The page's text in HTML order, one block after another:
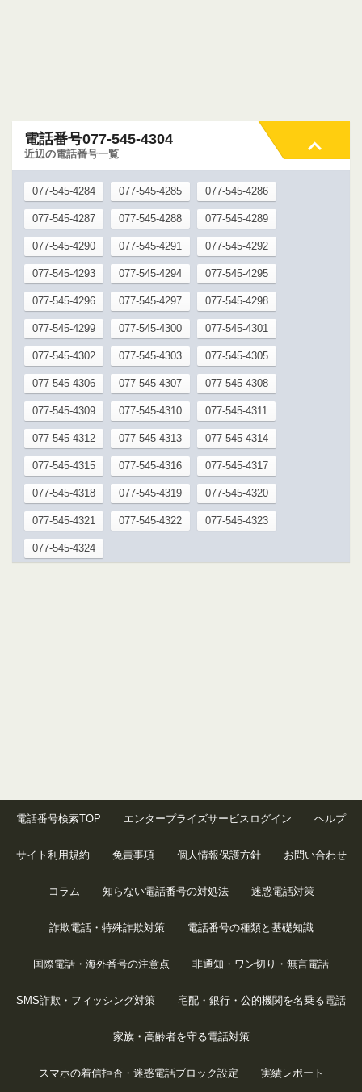
電話番号077-545-4304
近辺の電話番号一覧
077-545-4284 077-545-4285 077-545-4286
077-545-4287 077-545-4288 077-545-4289
077-545-4290 077-545-4291 077-545-4292
077-545-4293 077-545-4294 077-545-4295
077-545-4296 077-545-4297 077-545-4298
077-545-4299 077-545-4300 077-545-4301
077-545-4302 077-545-4303 077-545-4305
077-545-4306 077-545-4307 077-545-4308
077-545-4309 077-545-4310 077-545-4311
077-545-4312 077-545-4313 077-545-4314
077-545-4315 077-545-4316 077-545-4317
077-545-4318 077-545-4319 077-545-4320
077-545-4321 077-545-4322 077-545-4323
077-545-4324
電話番号検索TOP エンタープライズサービスログイン ヘルプ
サイト利用規約 免責事項 個人情報保護方針 お問い合わせ
コラム 知らない電話番号の対処法 迷惑電話対策
詐欺電話・特殊詐欺対策 電話番号の種類と基礎知識
国際電話・海外番号の注意点 非通知・ワン切り・無言電話
SMS詐欺・フィッシング対策 宅配・銀行・公的機関を名乗る電話
家族・高齢者を守る電話対策
スマホの着信拒否・迷惑電話ブロック設定 実績レポート